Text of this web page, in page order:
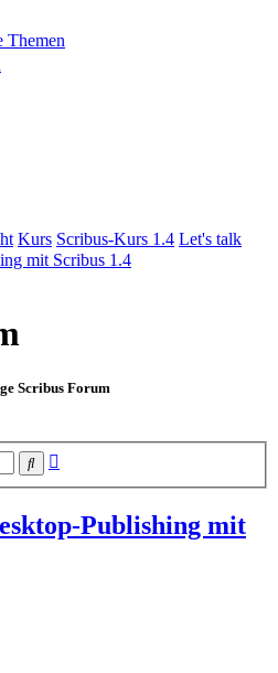
Themen
Kurs Scribus-Kurs 1.4 Let's talk
mit Scribus 1.4
Scribus Forum
Suche
Publishing mit